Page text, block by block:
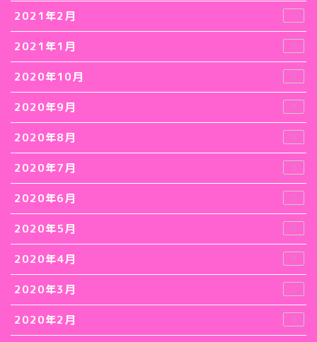
2021年2月 1
2021年1月 5
2020年10月 2
2020年9月 8
2020年8月 9
2020年7月 5
2020年6月 2
2020年5月 3
2020年4月 3
2020年3月 1
2020年2月 3